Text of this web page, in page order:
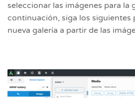
seleccionar las imágenes para la
continuación, siga los siguientes
nueva galería a partir de las